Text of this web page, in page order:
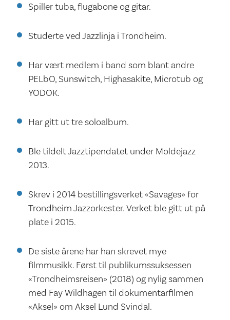
Spiller tuba, flugabone og gitar.
Studerte ved Jazzlinja i Trondheim.
Har vært medlem i band som blant andre
PELbO, Sunswitch, Highasakite, Microtub og
YODOK.
Har gitt ut tre soloalbum.
Ble tildelt Jazztipendatet under Moldejazz
2013.
Skrev i 2014 bestillingsverket «Savages» for
Trondheim Jazzorkester. Verket ble gitt ut på
plate i 2015.
De siste årene har han skrevet mye
filmmusikk. Først til publikumssuksessen
«Trondheimsreisen» (2018) og nylig sammen
med Fay Wildhagen til dokumentarfilmen
«Aksel» om Aksel Lund Svindal.